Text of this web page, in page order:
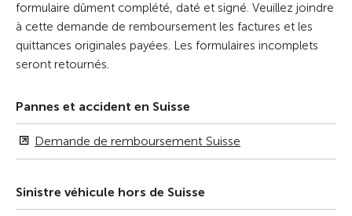
formulaire dûment complété, daté et signé. Veuillez joindre
à cette demande de remboursement les factures et les
quittances originales payées. Les formulaires incomplets
seront retournés.
Pannes et accident en Suisse
Demande de remboursement Suisse
Sinistre véhicule hors de Suisse